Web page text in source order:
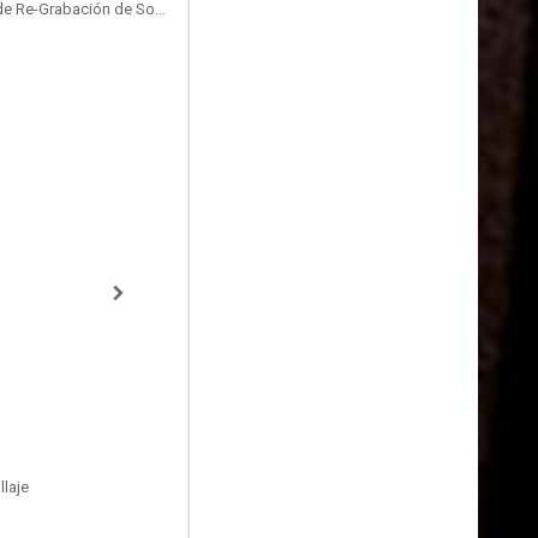
Sound Designer, Mezclador de Re-Grabación de Sonido